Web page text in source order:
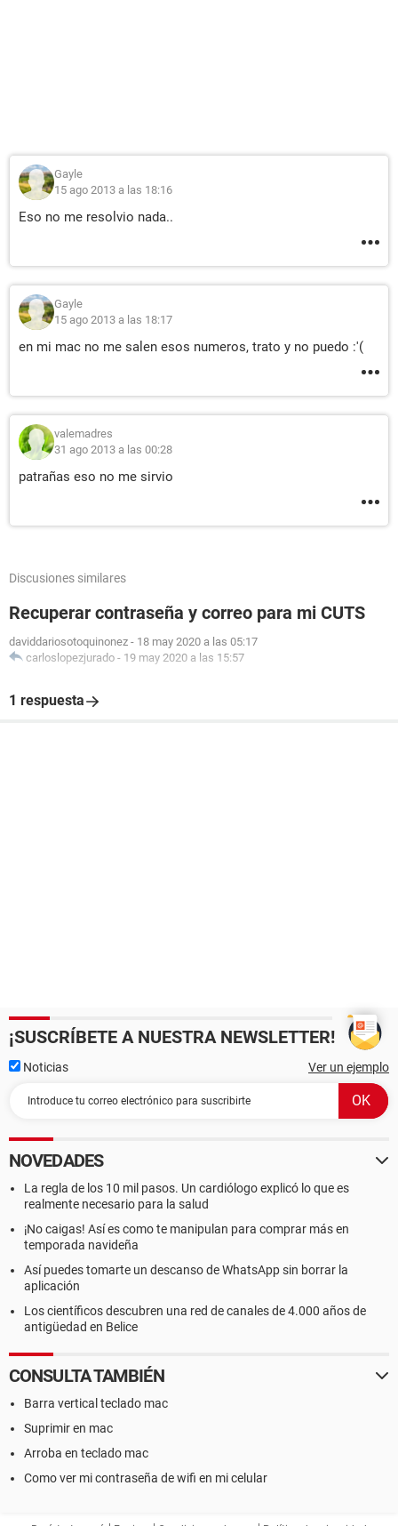
Gayle
15 ago 2013 a las 18:16
Eso no me resolvio nada..
Gayle
15 ago 2013 a las 18:17
en mi mac no me salen esos numeros, trato y no puedo :'(
valemadres
31 ago 2013 a las 00:28
patrañas eso no me sirvio
Discusiones similares
Recuperar contraseña y correo para mi CUTS
daviddariosotoquinonez - 18 may 2020 a las 05:17
carloslopezjurado - 19 may 2020 a las 15:57
1 respuesta
¡SUSCRÍBETE A NUESTRA NEWSLETTER!
Noticias Ver un ejemplo
NOVEDADES
La regla de los 10 mil pasos. Un cardiólogo explicó lo que es
realmente necesario para la salud
¡No caigas! Así es como te manipulan para comprar más en
temporada navideña
Así puedes tomarte un descanso de WhatsApp sin borrar la
aplicación
Los científicos descubren una red de canales de 4.000 años de
antigüedad en Belice
CONSULTA TAMBIÉN
Barra vertical teclado mac
Suprimir en mac
Arroba en teclado mac
Como ver mi contraseña de wifi en mi celular